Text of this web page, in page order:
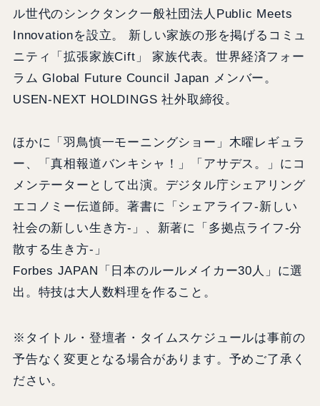
ル世代のシンクタンク一般社団法人Public Meets
Innovationを設立。 新しい家族の形を掲げるコミュ
ニティ「拡張家族Cift」 家族代表。世界経済フォー
ラム Global Future Council Japan メンバー。
USEN-NEXT HOLDINGS 社外取締役。
ほかに「羽鳥慎一モーニングショー」木曜レギュラ
ー、「真相報道バンキシャ！」「アサデス。」にコ
メンテーターとして出演。デジタル庁シェアリング
エコノミー伝道師。著書に「シェアライフ-新しい
社会の新しい生き方-」、新著に「多拠点ライフ-分
散する生き方-」
Forbes JAPAN「日本のルールメイカー30人」に選
出。特技は大人数料理を作ること。
※タイトル・登壇者・タイムスケジュールは事前の
予告なく変更となる場合があります。予めご了承く
ださい​。